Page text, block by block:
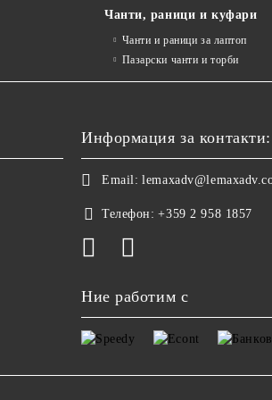
Чанти, раници и куфари
Чанти и раници за лаптоп
Пазарски чанти и торби
Информация за контакти:
Email:
Телефон: +359 2 958 1857
Ние работим с